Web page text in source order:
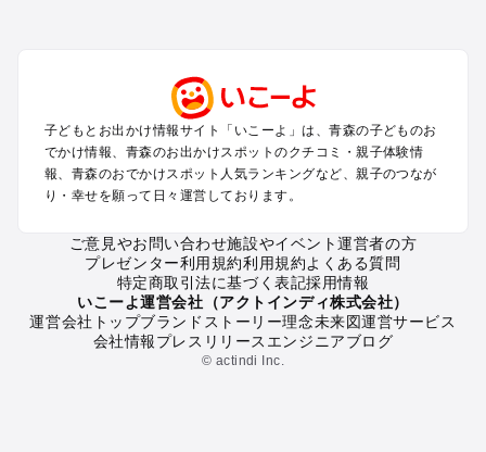
三沢・下北半島・恐山・大間崎のプールお出かけ
青森の定番お出かけスポット
青森の遊園地
青森の動物園
青森の釣り
青森の牧場
青森のプール
青森のアスレチック
青森の公園・総合公園
子どもとお出かけ情報サイト「いこーよ」は、青森の子どものお
でかけ情報、青森のお出かけスポットのクチコミ・親子体験情
報、青森のおでかけスポット人気ランキングなど、親子のつなが
り・幸せを願って日々運営しております。
ご意見やお問い合わせ施設やイベント運営者の方
プレゼンター利用規約利用規約よくある質問
特定商取引法に基づく表記採用情報
いこーよ運営会社（アクトインディ株式会社）
運営会社トップブランドストーリー理念未来図運営サービス
会社情報プレスリリース エンジニアブログ
© actindi Inc.